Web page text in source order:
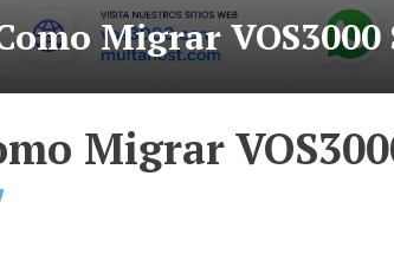
Migrar
Migrar